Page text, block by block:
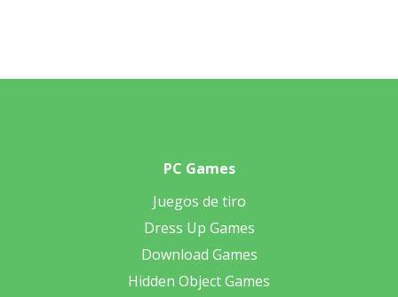
PC Games
Juegos de tiro
Dress Up Games
Download Games
Hidden Object Games